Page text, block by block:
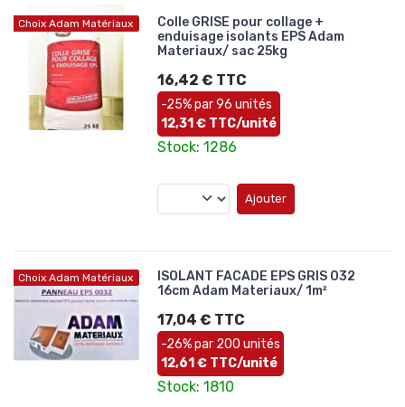
Choix Adam Matériaux
Colle GRISE pour collage +
enduisage isolants EPS Adam
Materiaux/ sac 25kg
16,42 € TTC
-25% par 96 unités
12,31 € TTC/unité
Stock: 1286
Ajouter
Choix Adam Matériaux
ISOLANT FACADE EPS GRIS 032
16cm Adam Materiaux/ 1m²
17,04 € TTC
-26% par 200 unités
12,61 € TTC/unité
Stock: 1810